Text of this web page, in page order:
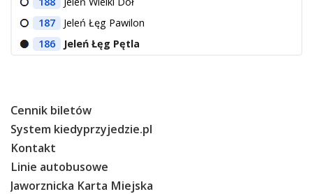
187
Jeleń Łęg Pawilon
186
Jeleń Łęg Pętla
Cennik biletów
System kiedyprzyjedzie.pl
Kontakt
Linie autobusowe
Jaworznicka Karta Miejska